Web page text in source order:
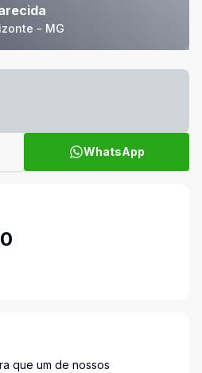
- MG
WhatsApp
que um de nossos